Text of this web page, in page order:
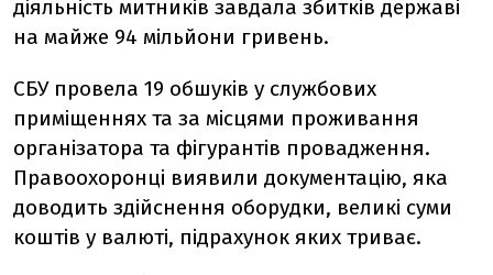
діяльність митників завдала збитків державі
на майже 94 мільйони гривень.
СБУ провела 19 обшуків у службових
приміщеннях та за місцями проживання
організатора та фігурантів провадження.
Правоохоронці виявили документацію, яка
доводить здійснення оборудки, великі суми
коштів у валюті, підрахунок яких триває.